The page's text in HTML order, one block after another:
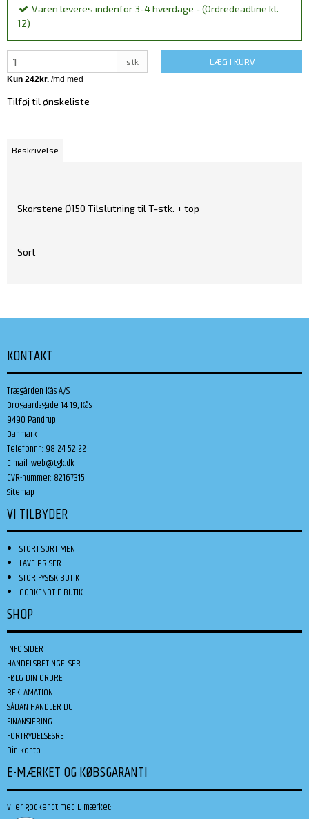
Varen leveres indenfor 3-4 hverdage - (Ordredeadline kl.
12)
stk LÆG I KURV
Tilføj til ønskeliste
Beskrivelse
Skorstene Ø150 Tilslutning til T-stk. + top
Sort
KONTAKT
Trægården Kås A/S
Brogaardsgade 14-19, Kås
9490 Pandrup
Danmark
Telefonnr.: 98 24 52 22
E-mail:web@tgk.dk
CVR-nummer: 82167315
Sitemap
VI TILBYDER
STORT SORTIMENT
LAVE PRISER
STOR FYSISK BUTIK
GODKENDT E-BUTIK
SHOP
INFO SIDER
HANDELSBETINGELSER
FØLG DIN ORDRE
REKLAMATION
SÅDAN HANDLER DU
FINANSIERING
FORTRYDELSESRET
Din konto
E-MÆRKET OG KØBSGARANTI
Vi er godkendt med E-mærket: